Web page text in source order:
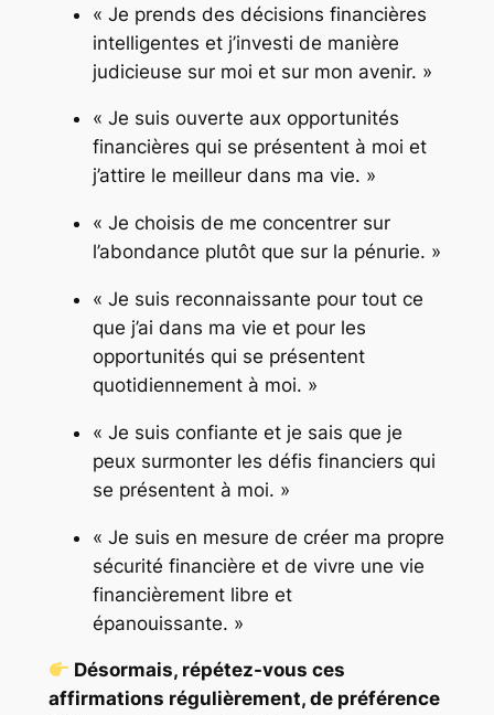
« Je prends des décisions financières
intelligentes et j’investi de manière
judicieuse sur moi et sur mon avenir. »
« Je suis ouverte aux opportunités
financières qui se présentent à moi et
j’attire le meilleur dans ma vie. »
« Je choisis de me concentrer sur
l’abondance plutôt que sur la pénurie. »
« Je suis reconnaissante pour tout ce
que j’ai dans ma vie et pour les
opportunités qui se présentent
quotidiennement à moi. »
« Je suis confiante et je sais que je
peux surmonter les défis financiers qui
se présentent à moi. »
« Je suis en mesure de créer ma propre
sécurité financière et de vivre une vie
financièrement libre et
épanouissante. »
Désormais, répétez-vous ces
affirmations régulièrement, de préférence